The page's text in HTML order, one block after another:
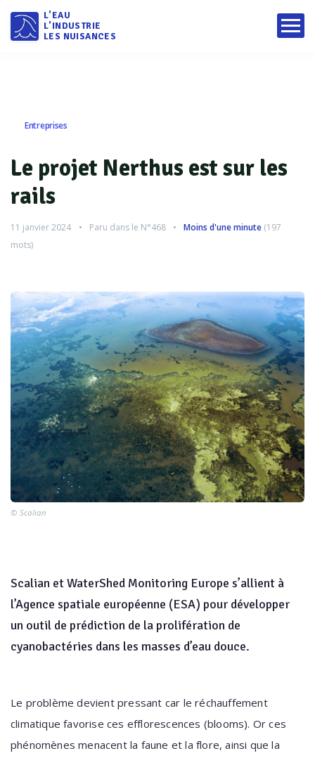
L'EAU
L'INDUSTRIE
LES NUISANCES
Entreprises
Le projet Nerthus est sur les
rails
11 janvier 2024 Paru dans le N°468 Moins d'une minute (197
mots)
© Scalian
Scalian et WaterShed Monitoring Europe s’allient à
l’Agence spatiale européenne (ESA) pour développer
un outil de prédiction de la prolifération de
cyanobactéries dans les masses d’eau douce.
Le problème devient pressant car le réchauffement
climatique favorise ces efflorescences (blooms). Or ces
phénomènes menacent la faune et la flore, ainsi que la